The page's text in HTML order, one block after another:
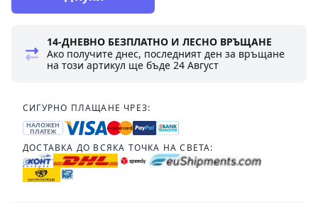
14-ДНЕВНО БЕЗПЛАТНО И ЛЕСНО ВРЪЩАНЕ
Ако получите днес, последният ден за връщане
на този артикул ще бъде24 Август
СИГУРНО ПЛАЩАНЕ ЧРЕЗ:
НАЛОЖЕН
ПЛАТЕЖ
ДОСТАВКА ДО ВСЯКА ТОЧКА НА СВЕТА: